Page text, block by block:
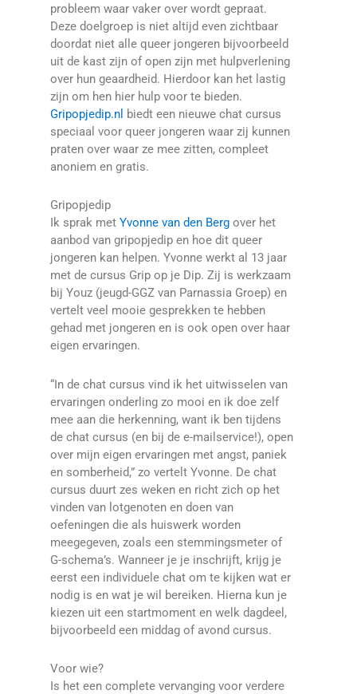
probleem waar vaker over wordt gepraat.
Deze doelgroep is niet altijd even zichtbaar
doordat niet alle queer jongeren bijvoorbeeld
uit de kast zijn of open zijn met hulpverlening
over hun geaardheid. Hierdoor kan het lastig
zijn om hen hier hulp voor te bieden.
Gripopjedip.nl biedt een nieuwe chat cursus
speciaal voor queer jongeren waar zij kunnen
praten over waar ze mee zitten, compleet
anoniem en gratis.
Gripopjedip
Ik sprak met Yvonne van den Bergover het
aanbod van gripopjedip en hoe dit queer
jongeren kan helpen. Yvonne werkt al 13 jaar
met de cursus Grip op je Dip. Zij is werkzaam
bij Youz (jeugd-GGZ van Parnassia Groep) en
vertelt veel mooie gesprekken te hebben
gehad met jongeren en is ook open over haar
eigen ervaringen.
“In de chat cursus vind ik het uitwisselen van
ervaringen onderling zo mooi en ik doe zelf
mee aan die herkenning, want ik ben tijdens
de chat cursus (en bij de e-mailservice!), open
over mijn eigen ervaringen met angst, paniek
en somberheid,” zo vertelt Yvonne. De chat
cursus duurt zes weken en richt zich op het
vinden van lotgenoten en doen van
oefeningen die als huiswerk worden
meegegeven, zoals een stemmingsmeter of
G-schema’s. Wanneer je je inschrijft, krijg je
eerst een individuele chat om te kijken wat er
nodig is en wat je wil bereiken. Hierna kun je
kiezen uit een startmoment en welk dagdeel,
bijvoorbeeld een middag of avond cursus.
Voor wie?
Is het een complete vervanging voor verdere